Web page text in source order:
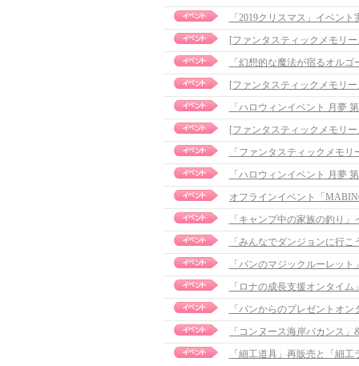
「2019クリスマス」イベン
「幻想的な魔法が宿るオル
「ハロウィンイベント 月夢
「ファンタスティックメモ
「ハロウィンイベント 月夢
「キャンプ中の家族の釣り
「みんなでダンジョンに行
「パンのマジックルーレッ
「ロナの成長支援オンタイ
「パンからのプレゼントオ
「細工道具」再販売と「細